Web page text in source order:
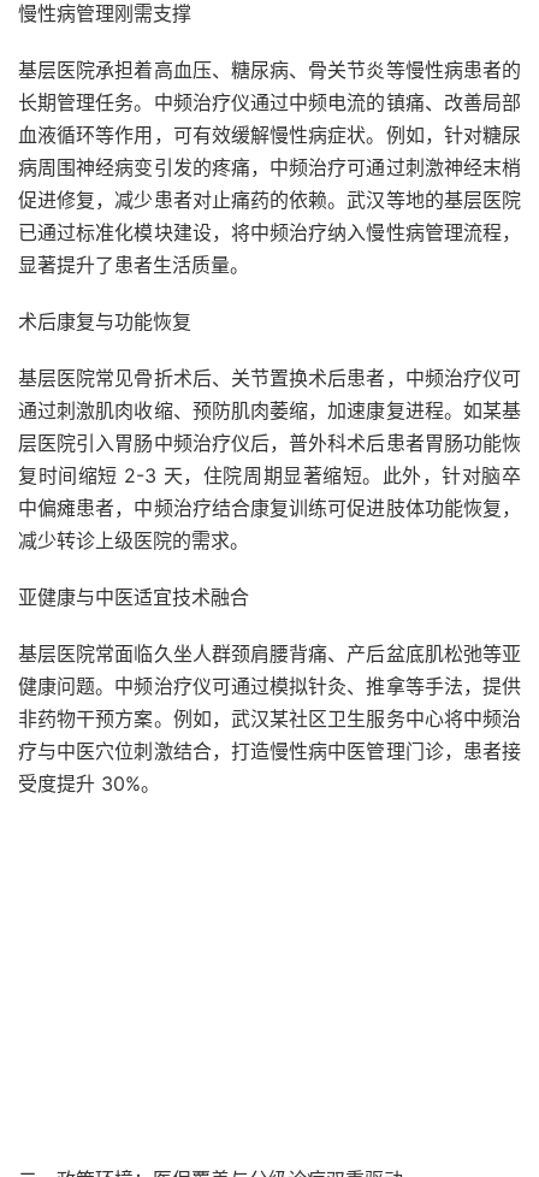
慢性病管理刚需支撑
基层医院承担着高血压、糖尿病、骨关节炎等慢性病患者的
长期管理任务。中频治疗仪通过中频电流的镇痛、改善局部
血液循环等作用，可有效缓解慢性病症状。例如，针对糖尿
病周围神经病变引发的疼痛，中频治疗可通过刺激神经末梢
促进修复，减少患者对止痛药的依赖。武汉等地的基层医院
已通过标准化模块建设，将中频治疗纳入慢性病管理流程，
显著提升了患者生活质量。
术后康复与功能恢复
基层医院常见骨折术后、关节置换术后患者，中频治疗仪可
通过刺激肌肉收缩、预防肌肉萎缩，加速康复进程。如某基
层医院引入胃肠中频治疗仪后，普外科术后患者胃肠功能恢
复时间缩短 2-3 天，住院周期显著缩短。此外，针对脑卒
中偏瘫患者，中频治疗结合康复训练可促进肢体功能恢复，
减少转诊上级医院的需求。
亚健康与中医适宜技术融合
基层医院常面临久坐人群颈肩腰背痛、产后盆底肌松弛等亚
健康问题。中频治疗仪可通过模拟针灸、推拿等手法，提供
非药物干预方案。例如，武汉某社区卫生服务中心将中频治
疗与中医穴位刺激结合，打造慢性病中医管理门诊，患者接
受度提升 30%。